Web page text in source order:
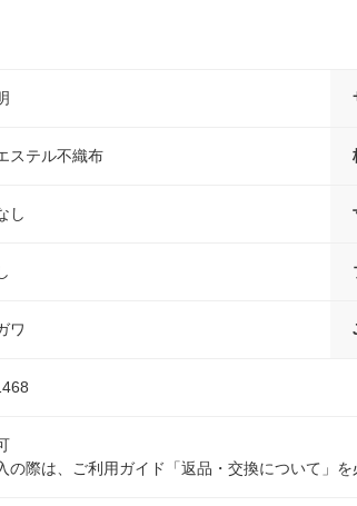
ステル不織布
し
ワ
の際は、ご利用ガイド「返品・交換について」